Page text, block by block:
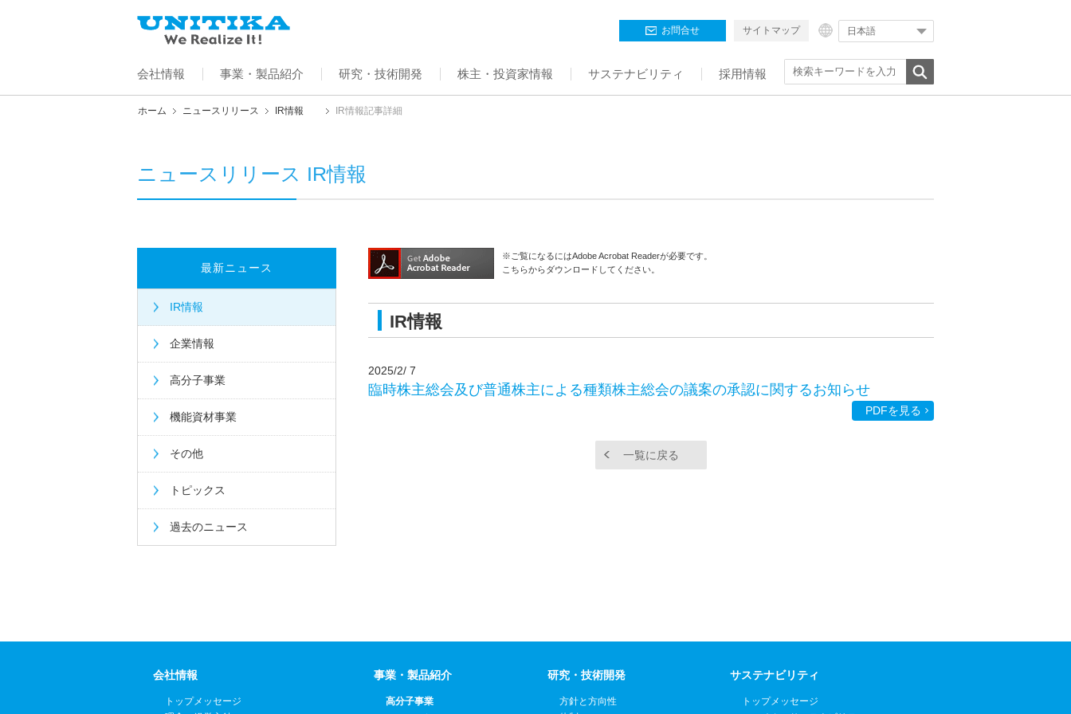
お問合せ サイトマップ 日本語
会社情報 事業・製品紹介 研究・技術開発 株主・投資家情報 サステナビリティ 採用情報
ホーム ニュースリリース IR情報 IR情報記事詳細
ニュースリリース IR情報
※ご覧になるにはAdobe Acrobat Readerが必要です。
こちらからダウンロードしてください。
IR情報
2025/2/ 7
臨時株主総会及び普通株主による種類株主総会の議案の承認に関するお知らせ
PDFを見る
一覧に戻る
最新ニュース
IR情報
企業情報
高分子事業
機能資材事業
その他
トピックス
過去のニュース
会社情報
トップメッセージ
事業・製品紹介
高分子事業
研究・技術開発
方針と方向性
サステナビリティ
トップメッセージ